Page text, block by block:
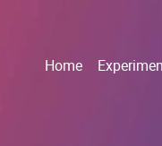
Home